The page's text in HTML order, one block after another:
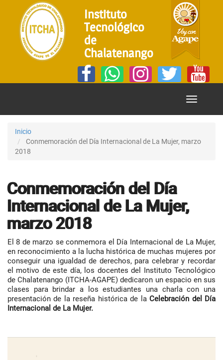
Instituto
Tecnológico
de
Chalatenango
Mostrar
Inicio
Conmemoración del Día Internacional de La Mujer, marzo
2018
Conmemoración del Día
Internacional de La Mujer,
marzo 2018
El 8 de marzo se conmemora el Día Internacional de La Mujer,
en reconocimiento a la lucha histórica de muchas mujeres por
conseguir una igualdad de derechos, para celebrar y recordar
el motivo de este día, los docentes del Instituto Tecnológico
de Chalatenango (ITCHA-AGAPE) dedicaron un espacio en sus
clases para brindar a los estudiantes una charla con una
presentación de la reseña histórica de laCelebración del Día
Internacional de La Mujer.